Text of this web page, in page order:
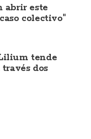
abrir este
colectivo"
tende
dos